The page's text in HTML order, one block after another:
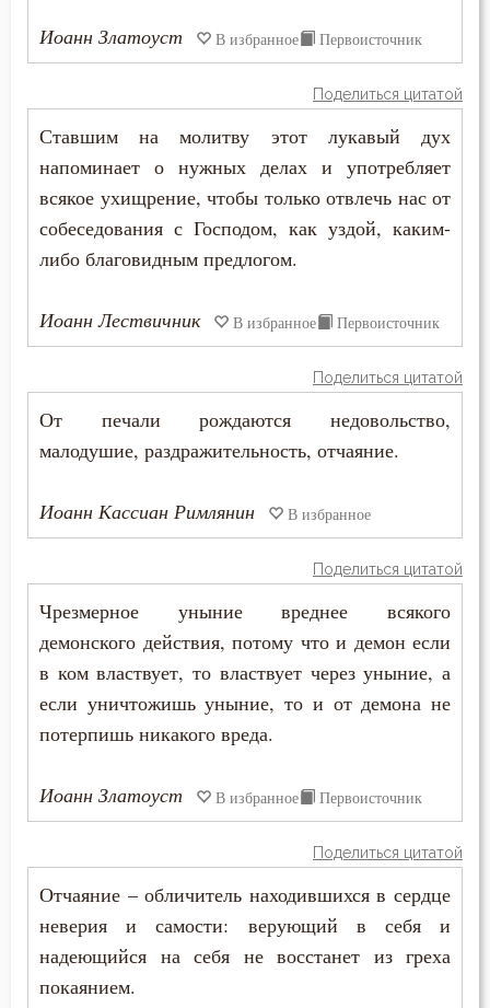
Страх
Страшный суд
Стыд
Счастье
Творения святых
Терпение
Троица
Тщеславие
Убийство
Ум
Умиление
Иоанн Златоуст В избранное Первоисточник
Поделиться цитатой
Ставшим на молитву этот лукавый дух
напоминает о нужных делах и употребляет
всякое ухищрение, чтобы только отвлечь нас от
собеседования с Господом, как уздой, каким-
либо благовидным предлогом.
Иоанн Лествичник В избранное Первоисточник
Поделиться цитатой
От печали рождаются недовольство,
малодушие, раздражительность, отчаяние.
Иоанн Кассиан Римлянин В избранное
Поделиться цитатой
Чрезмерное уныние вреднее всякого
демонского действия, потому что и демон если
в ком властвует, то властвует через уныние, а
если уничтожишь уныние, то и от демона не
потерпишь никакого вреда.
Иоанн Златоуст В избранное Первоисточник
Поделиться цитатой
Отчаяние – обличитель находившихся в сердце
неверия и самости: верующий в себя и
надеющийся на себя не восстанет из греха
покаянием.